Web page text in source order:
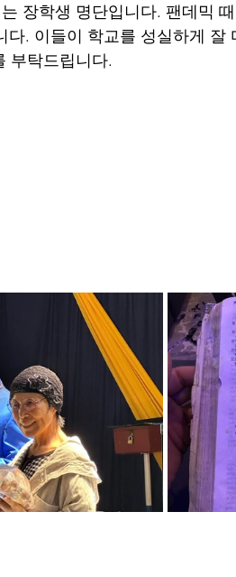
장학생 명단입니다. 팬데믹
. 이들이 학교를 성실하게 잘
부탁드립니다.